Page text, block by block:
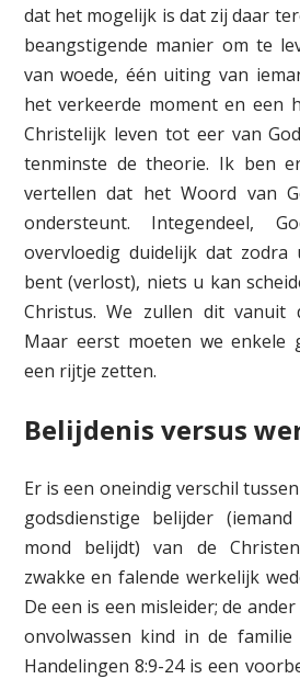
dat het mogelijk is dat zij daar
beangstigende manier om te
van woede, één uiting van
het verkeerde moment en een
Christelijk leven tot eer van
tenminste de theorie. Ik ben
vertellen dat het Woord van
ondersteunt. Integendeel,
overvloedig duidelijk dat zodra
bent (verlost), niets u kan
Christus. We zullen dit vanuit
Maar eerst moeten we enkele
een rijtje zetten.
Belijdenis versus
Er is een oneindig verschil
godsdienstige belijder
mond belijdt) van de
zwakke en falende werkelijk
De een is een misleider; de
onvolwassen kind in de
Handelingen 8:9-24 is een